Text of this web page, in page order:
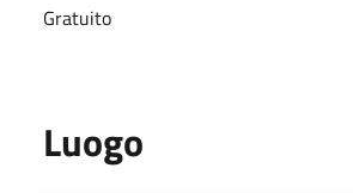
Gratuito
Luogo